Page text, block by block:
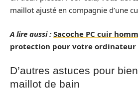
maillot ajusté en compagnie d’une
A lire aussi : Sacoche PC cuir
protection pour votre
D’autres astuces pour
maillot de bain